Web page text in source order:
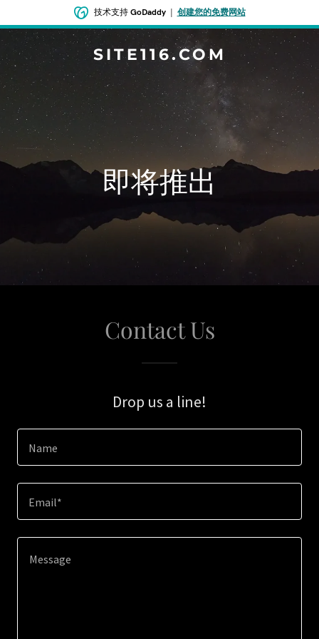
技术支持 GoDaddy| 创建您的免费网站
SITE116.COM
即将推出
Contact Us
Drop us a line!
Name
Email*